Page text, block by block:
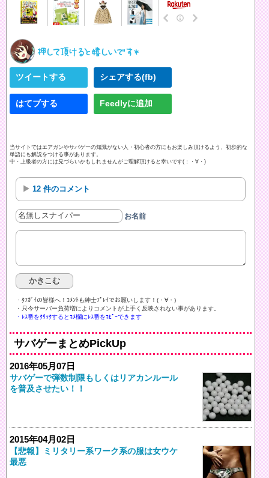
ツイートする シェアする(fb)
はてブする Feedlyに追加
当サイトではエアガンやサバゲーの知識がない人・初心者の方にもお楽しみ頂けるよう、初歩的な
単語にも解説をつける事があります。
中・上級者の方には見づらいかもしれませんがご理解頂けると幸いです(；・∀・)
12 件のコメント
お名前
・ﾀﾌｶﾞｲの皆様へ！ｺﾒﾝﾄも紳士ﾌﾟﾚｲでお願いします！(・∀・)ゞ
・只今サーバー負荷増によりコメントが上手く反映されない事があります。
・ﾚｽ番をｸﾘｯｸするとｺﾒ欄にﾚｽ番をｺﾋﾟｰできます
サバゲーまとめPickUp
2016年05月07日
サバゲーで弾数制限もしくはリアカンルール
を普及させたい！！
2015年04月02日
【悲報】ミリタリー系ワーク系の服は女ウケ
最悪